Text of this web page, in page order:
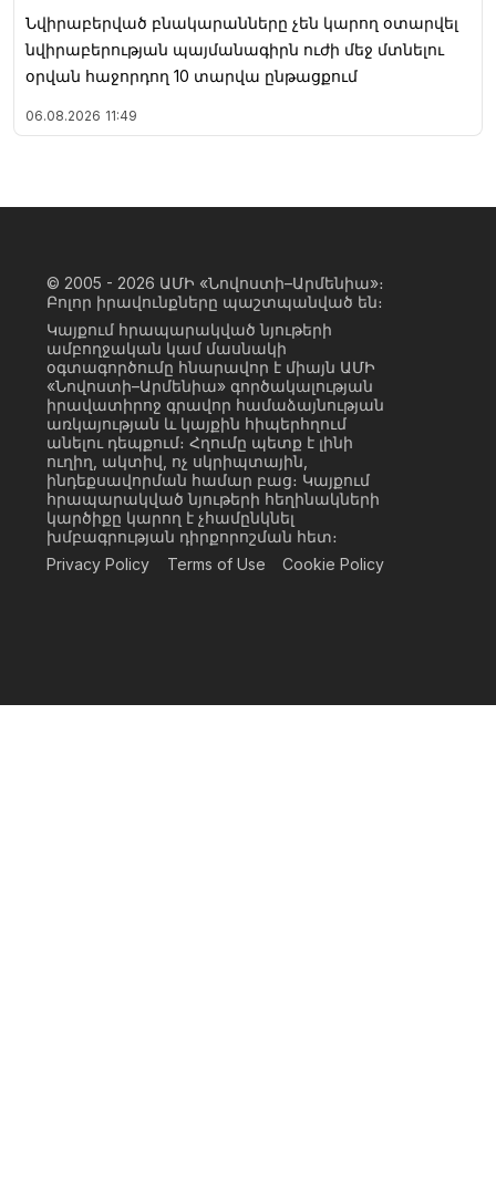
Նվիրաբերված բնակարանները չեն կարող օտարվել
նվիրաբերության պայմանագիրն ուժի մեջ մտնելու
օրվան հաջորդող 10 տարվա ընթացքում
06.08.2026 11:49
© 2005 - 2026 ԱՄԻ «Նովոստի–Արմենիա»։
Բոլոր իրավունքները պաշտպանված են։
Կայքում հրապարակված նյութերի
ամբողջական կամ մասնակի
օգտագործումը հնարավոր է միայն ԱՄԻ
«Նովոստի–Արմենիա» գործակալության
իրավատիրոջ գրավոր համաձայնության
առկայության և կայքին հիպերհղում
անելու դեպքում։ Հղումը պետք է լինի
ուղիղ, ակտիվ, ոչ սկրիպտային,
ինդեքսավորման համար բաց։ Կայքում
հրապարակված նյութերի հեղինակների
կարծիքը կարող է չհամընկնել
խմբագրության դիրքորոշման հետ։
Privacy Policy
Terms of Use Cookie Policy